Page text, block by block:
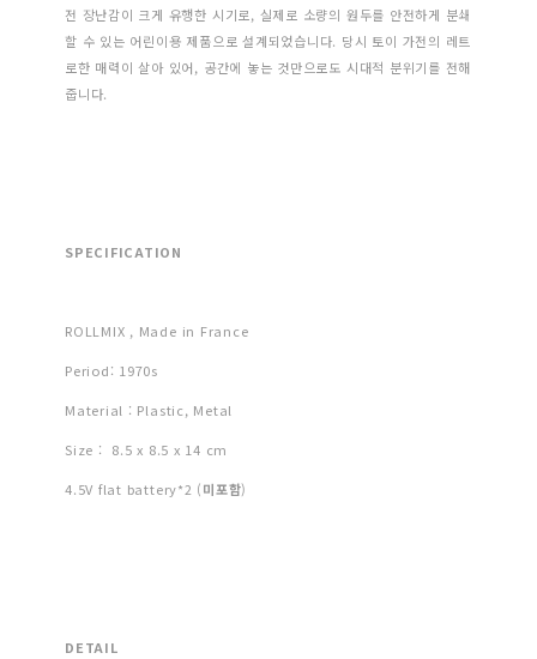
전 장난감이 크게 유행한 시기로, 실제로 소량의 원두를 안전하게 분쇄
할 수 있는 어린이용 제품으로 설계되었습니다. 당시 토이 가전의 레트
로한 매력이 살아 있어, 공간에 놓는 것만으로도 시대적 분위기를 전해
줍니다.
SPECIFICATION
ROLLMIX , Made in France
Period: 1970s
Material : Plastic, Metal
Size : 8.5 x 8.5 x 14 cm
4.5V flat battery*2 (미포함)
DETAIL